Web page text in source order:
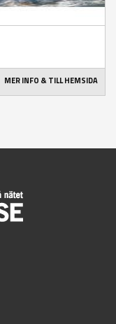
MER INFO & TILL HEMSIDA